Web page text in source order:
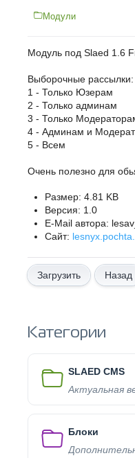
Модули
Модуль под Slaed 1.6
Выборочные рассылки:
1 - Только Юзерам
2 - Только админам
3 - Только
4 - Админам и
5 - Всем
Очень полезно для
Размер: 4.81 KB
Версия: 1.0
E-Mail автора:
Сайт:
Назад
Категории
SLAED CMS
Актуальная
Блоки